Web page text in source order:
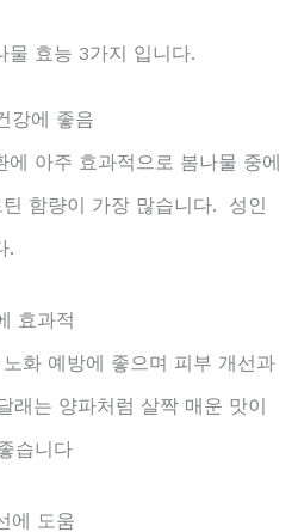
물 효능 3가지 입니다.
강에 좋음
에 아주 효과적으로 봄나물 중에
함량이 가장 많습니다. 성인
.
효과적
화 예방에 좋으며 피부 개선과
래는 양파처럼 살짝 매운 맛이
습니다
에 도움